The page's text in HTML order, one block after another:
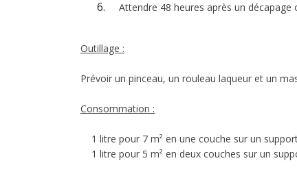
Attendre 48 heures après un décapage
Outillage :
Prévoir un pinceau, un rouleau laqueur et un
Consommation :
1 litre pour 7 m² en une couche sur un
1 litre pour 5 m² en deux couches sur un